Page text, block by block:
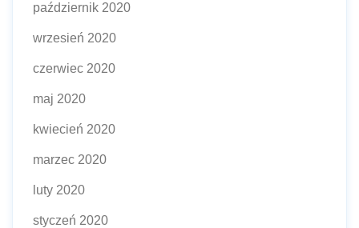
październik 2020
wrzesień 2020
czerwiec 2020
maj 2020
kwiecień 2020
marzec 2020
luty 2020
styczeń 2020